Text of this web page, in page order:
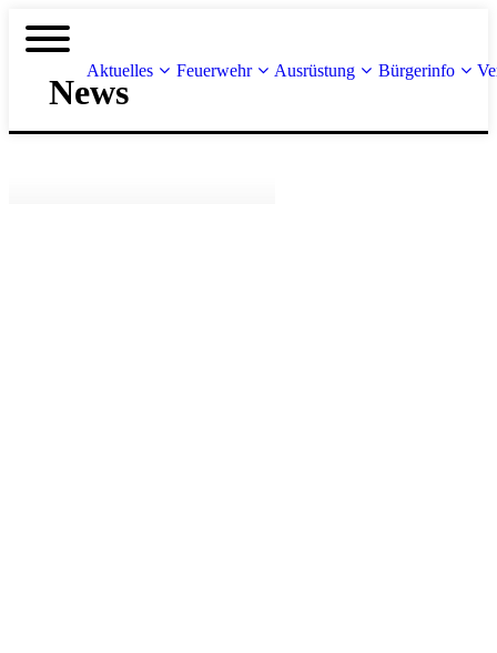
Aktuelles Feuerwehr Ausrüstung Bürgerinfo
News